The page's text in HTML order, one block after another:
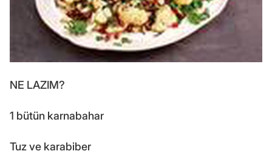
NE LAZIM?
1 bütün karnabahar
Tuz ve karabiber